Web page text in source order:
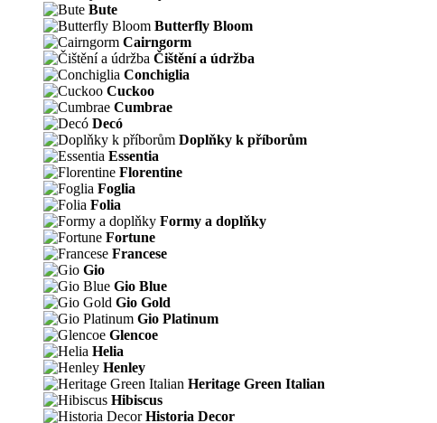
Bute
Butterfly Bloom
Cairngorm
Čištění a údržba
Conchiglia
Cuckoo
Cumbrae
Decó
Doplňky k příborům
Essentia
Florentine
Foglia
Folia
Formy a doplňky
Fortune
Francese
Gio
Gio Blue
Gio Gold
Gio Platinum
Glencoe
Helia
Henley
Heritage Green Italian
Hibiscus
Historia Decor